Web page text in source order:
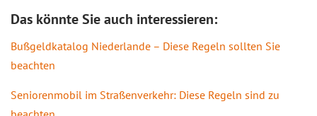
Das könnte Sie auch interessieren:
Bußgeldkatalog Niederlande – Diese Regeln sollten Sie
beachten
Seniorenmobil im Straßenverkehr: Diese Regeln sind zu